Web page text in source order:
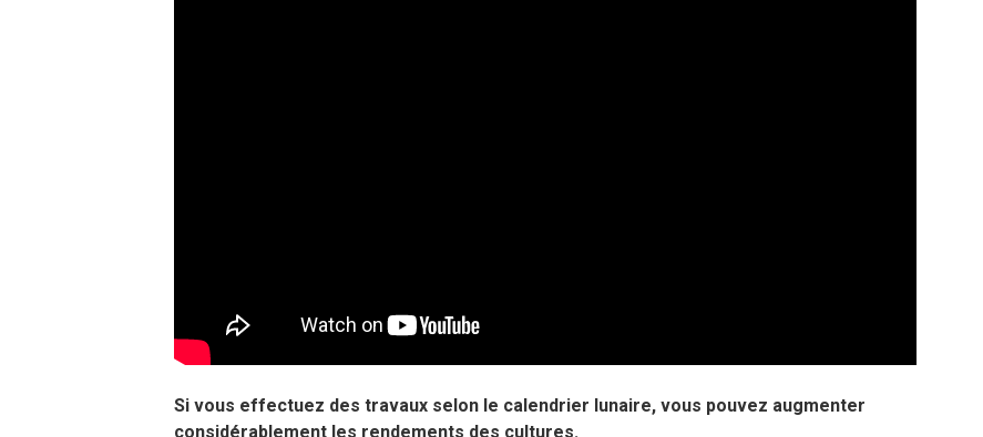
Si vous effectuez des travaux selon le calendrier lunaire, vous pouvez augmenter
considérablement les rendements des cultures.